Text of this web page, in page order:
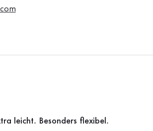
leicht. Besonders flexibel.